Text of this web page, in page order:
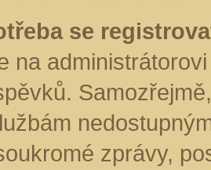
se
na
zprávy,